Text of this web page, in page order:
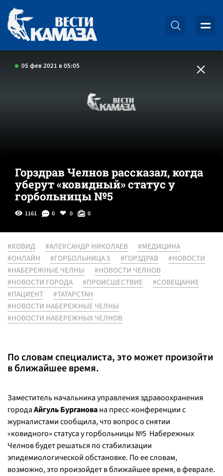
05 фев 2021 в 05:05
Горздрав Челнов рассказал, когда
уберут «ковидный» статус у
горбольницы №5
1161 0 0 0
#КОВИД #АЛЕКСАНДР НИКОЛАЕВ
#МЕДИЦИНА
#ОНЛАЙН
#ГОРБОЛЬНИЦА 5 #ГОРЗДРАВ
#НОВОСТИ
#НАБЕРЕЖНЫЕ ЧЕЛНЫ
#НОВОСТИ ЧЕЛНОВ
#НОВОСТИ ГОРОДА
#ПРОИСШЕСТВИЕ
#СОВЕЩАНИЕ
#ПАЦИЕНТ
#ТАТАРСТАН
#НОВОСТИ НАБЕРЕЖНЫЕ ЧЕЛНЫ
#НОВОСТИ НАБЕРЕЖНЫХ ЧЕЛНОВ
По словам специалиста, это может произойти
в ближайшее время.
Заместитель начальника управления здравоохранения
городаАйгуль Бурганована пресс-конференции с
журналистами сообщила, что вопрос о снятии
«ковидного» статуса у горбольницы №5 Набережных
Челнов будет решаться по стабилизации
эпидемиологической обстановке. По ее словам,
возможно, это произойдет в ближайшее время, в феврале.